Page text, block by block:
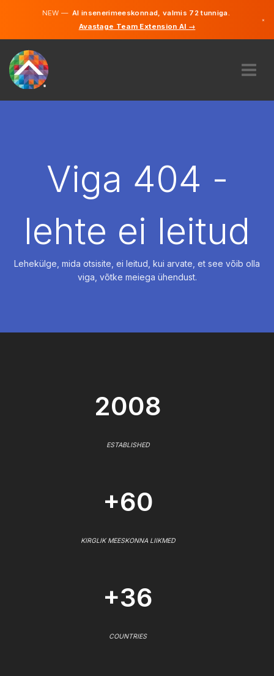
NEW —AI insenerimeeskonnad, valmis 72 tunniga.
Avastage Team Extension AI →
×
PALKAMAViga 404 -
lehte ei leitud
Lehekülge, mida otsisite, ei leitud, kui arvate, et see võib olla
viga, võtke meiega ühendust.
2008
ESTABLISHED
+60
KIRGLIK MEESKONNA LIIKMED
+36
COUNTRIES